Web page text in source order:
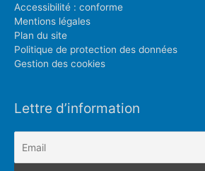
Accessibilité : conforme
Mentions légales
Plan du site
Politique de protection des données
Gestion des cookies
Lettre d’information